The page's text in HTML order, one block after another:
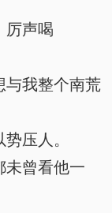
声喝
我整个南荒
压人。
曾看他一